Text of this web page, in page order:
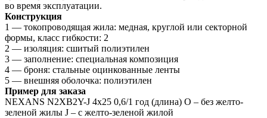
во время эксплуатации.
Конструкция
1 — токопроводящая жила: медная, круглой или секторной
формы, класс гибкости: 2
2 — изоляция: сшитый полиэтилен
3 — заполнение: специальная композиция
4 — броня: стальные оцинкованные ленты
5 — внешняя оболочка: полиэтилен
Пример для заказа
NEXANS N2XB2Y-J 4x25 0,6/1 год (длина) O – без желто-
зеленой жилы J – с желто-зеленой жилой